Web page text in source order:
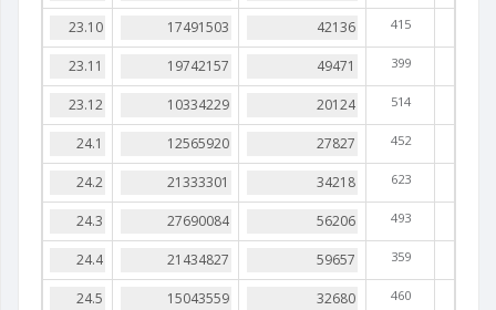
415
399
514
452
623
493
359
460